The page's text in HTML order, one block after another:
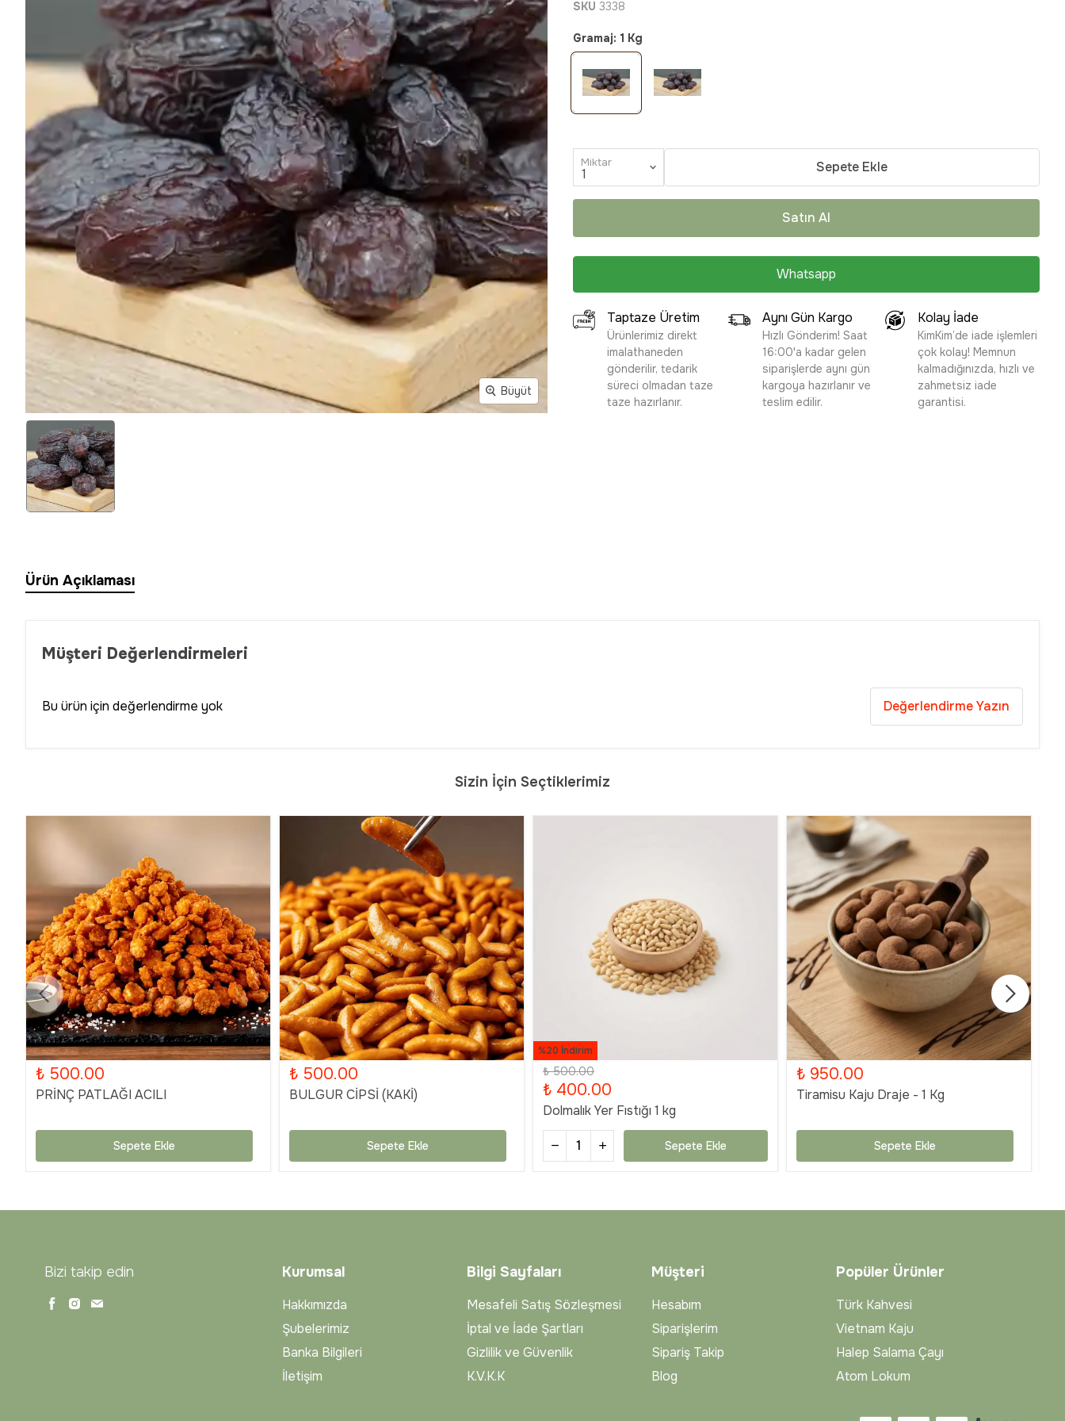
Büyüt
SKU 3338
Gramaj: 1 Kg
Miktar Sepete Ekle
Satın Al
Whatsapp
Taptaze Üretim
Ürünlerimiz direkt
imalathaneden
gönderilir, tedarik
süreci olmadan taze
taze hazırlanır.
Aynı Gün Kargo
Hızlı Gönderim! Saat
16:00'a kadar gelen
siparişlerde aynı gün
kargoya hazırlanır ve
teslim edilir.
Kolay İade
KimKim’de iade işlemleri
çok kolay! Memnun
kalmadığınızda, hızlı ve
zahmetsiz iade
garantisi.
Ürün Açıklaması
Müşteri Değerlendirmeleri
Bu ürün için değerlendirme yok Değerlendirme Yazın
Sizin İçin Seçtiklerimiz
₺ 500.00
PRİNÇ PATLAĞI ACILI
Sepete Ekle
₺ 500.00
BULGUR CİPSİ (KAKİ)
Sepete Ekle
%20 İndirim
₺ 500.00
₺ 400.00
Dolmalık Yer Fıstığı 1 kg
Sepete Ekle
₺ 950.00
Tiramisu Kaju Draje - 1 Kg
Sepete Ekle
Bizi takip edin Kurumsal
Hakkımızda
Şubelerimiz
Banka Bilgileri
İletişim
Bilgi Sayfaları
Mesafeli Satış Sözleşmesi
İptal ve İade Şartları
Gizlilik ve Güvenlik
K.V.K.K
Müşteri
Hesabım
Siparişlerim
Sipariş Takip
Blog
Popüler Ürünler
Türk Kahvesi
Vietnam Kaju
Halep Salama Çayı
Atom Lokum